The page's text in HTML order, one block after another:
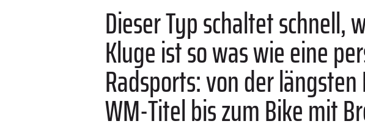
Dieser Typ schaltet schnell,
Kluge ist so was wie eine
Radsports: von der
WM-Titel bis zum Bike mit